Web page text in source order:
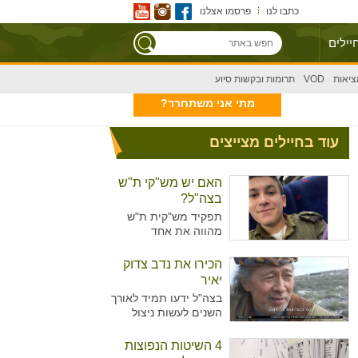
כתבו לנו פרסמו אצלנו
VOD תרומות ובקשות סיוע
מתי אני משתחרר?
עוד בחיילים מצייצים
האם יש מש"קי ת"ש
בצה"ל?
תפקיד מש"קית ת"ש
מהווה את אחד
יותר עם נשים מאשר
גברים בצה"ל. מדובר על
תפקיד המקביל לתפקיד
של עובדת סוציאלית
ויועצת בבתי הספר,
להכשיר גם גברים לאותו
הכירו את נדב צדוק
יאיר
בצה"ל ידעו תמיד לאורך
השנים לעשות ניצול
שלו ידע נרחב בתחומים
4 השיטות הנפוצות